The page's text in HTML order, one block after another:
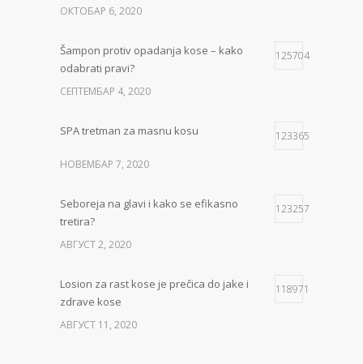
ОКТОБАР 6, 2020
Šampon protiv opadanja kose – kako
odabrati pravi?
125704
СЕПТЕМБАР 4, 2020
SPA tretman za masnu kosu 123365
НОВЕМБАР 7, 2020
Seboreja na glavi i kako se efikasno
tretira?
123257
АВГУСТ 2, 2020
Losion za rast kose je prečica do jake i
zdrave kose
118971
АВГУСТ 11, 2020